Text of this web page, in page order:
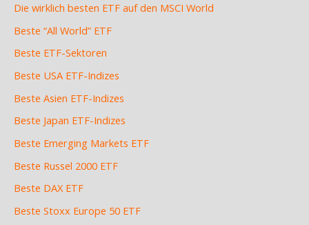
Die wirklich besten ETF auf den MSCI World
Beste “All World” ETF
Beste ETF-Sektoren
Beste USA ETF-Indizes
Beste Asien ETF-Indizes
Beste Japan ETF-Indizes
Beste Emerging Markets ETF
Beste Russel 2000 ETF
Beste DAX ETF
Beste Stoxx Europe 50 ETF